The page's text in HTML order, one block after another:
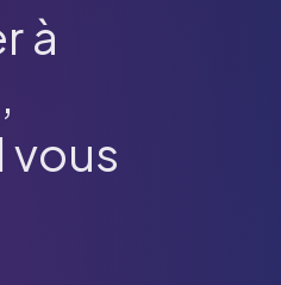
à
,